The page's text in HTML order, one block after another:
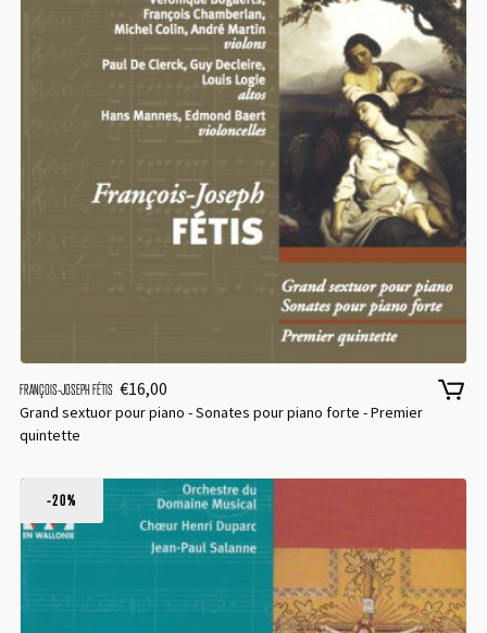
FRANÇOIS-JOSEPH FÉTIS €16,00
Grand sextuor pour piano - Sonates pour piano forte - Premier
quintette
-20%